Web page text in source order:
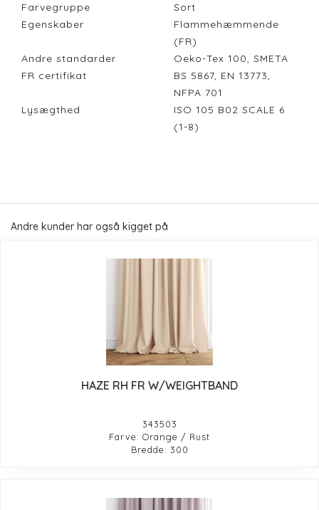
Farvegruppe
Sort
Egenskaber
Flammehæmmende
(FR)
Andre standarder
Oeko-Tex 100, SMETA
FR certifikat
BS 5867, EN 13773,
NFPA 701
Lysægthed
ISO 105 B02 SCALE 6
(1-8)
Andre kunder har også kigget på
HAZE RH FR W/WEIGHTBAND
343503
Farve: Orange / Rust
Bredde: 300